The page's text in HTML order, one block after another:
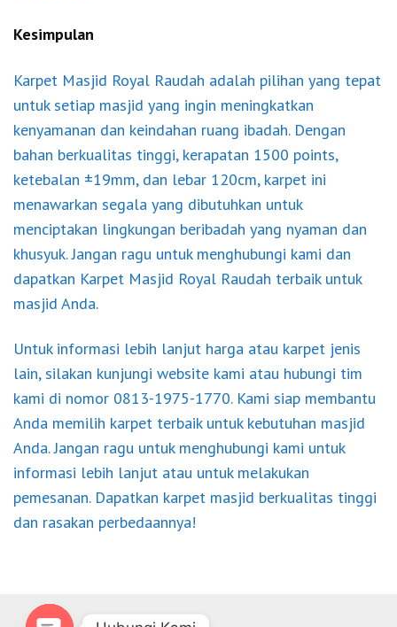
Kesimpulan
Karpet Masjid Royal Raudah adalah pilihan yang tepat
untuk setiap masjid yang ingin meningkatkan
kenyamanan dan keindahan ruang ibadah. Dengan
bahan berkualitas tinggi, kerapatan 1500 points,
ketebalan ±19mm, dan lebar 120cm, karpet ini
menawarkan segala yang dibutuhkan untuk
menciptakan lingkungan beribadah yang nyaman dan
khusyuk. Jangan ragu untuk menghubungi kami dan
dapatkan Karpet Masjid Royal Raudah terbaik untuk
masjid Anda.
Untuk informasi lebih lanjut harga atau karpet jenis
lain, silakan kunjungi website kami atau hubungi tim
kami di nomor 0813-1975-1770. Kami siap membantu
Anda memilih karpet terbaik untuk kebutuhan masjid
Anda. Jangan ragu untuk menghubungi kami untuk
informasi lebih lanjut atau untuk melakukan
pemesanan. Dapatkan karpet masjid berkualitas tinggi
dan rasakan perbedaannya!